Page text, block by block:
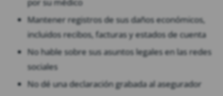
por su médico
Mantener registros de sus daños económicos,
incluidos recibos, facturas y estados de cuenta
No hable sobre sus asuntos legales en las redes
sociales
No dé una declaración grabada al asegurador